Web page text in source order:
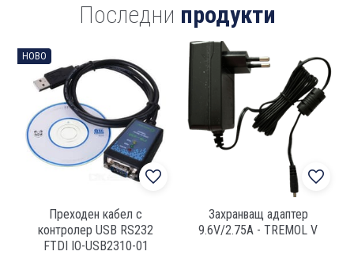
Последни продукти
Преходен кабел с
контролер USB RS232
FTDI IO-USB2310-01
НОВО
Захранващ адаптер
9.6V/2.75А - TREMOL V